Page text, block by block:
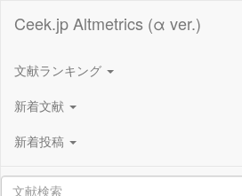
Ceek.jp Altmetrics (α ver.)
文献ランキング
新着文献
新着投稿